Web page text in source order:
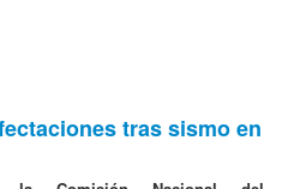
tras sismo en